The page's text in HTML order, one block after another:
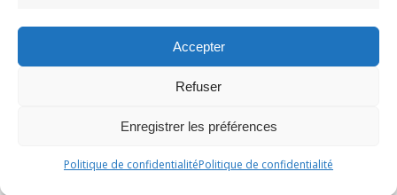
Accepter
Refuser
Enregistrer les préférences
Politique de confidentialitéPolitique de confidentialité
© 2026 Maison des Jeunes de Boucherville.